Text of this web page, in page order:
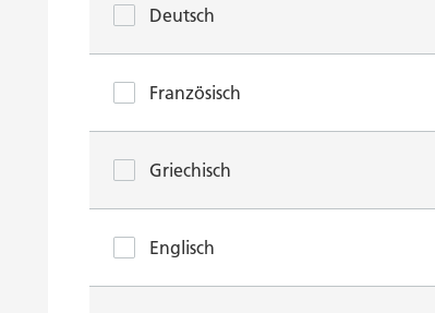
Deutsch
Französisch
Griechisch
Englisch